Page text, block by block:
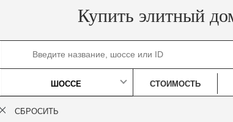
Купить элитный
ШОССЕ СТОИМОСТЬ
СБРОСИТЬ